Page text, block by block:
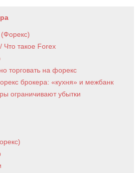
Что такое Forex
торговать на форекс
брокера: «кухня» и межбанк
ограничивают убытки